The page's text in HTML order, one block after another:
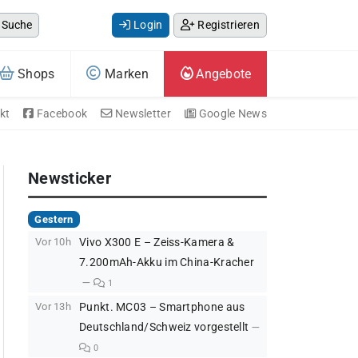
Suche Login Registrieren
Shops Marken Angebote
Facebook Newsletter Google News
Newsticker
Gestern
Vor 10h
Vivo X300 E – Zeiss-Kamera &
7.200mAh-Akku im China-Kracher
1
Vor 13h
Punkt. MC03 – Smartphone aus
Deutschland/Schweiz vorgestellt
0